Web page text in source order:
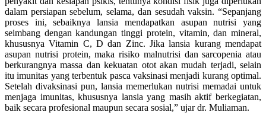
dalam persiapan sebelum, selama, dan sesudah vaksin. “Sepanjang
proses ini, sebaiknya lansia mendapatkan asupan nutrisi yang
seimbang dengan kandungan tinggi protein, vitamin, dan mineral,
khususnya Vitamin C, D dan Zinc. Jika lansia kurang mendapat
asupan nutrisi protein, maka risiko malnutrisi dan sarcopenia atau
berkurangnya massa dan kekuatan otot akan mudah terjadi, selain
itu imunitas yang terbentuk pasca vaksinasi menjadi kurang optimal.
Setelah divaksinasi pun, lansia memerlukan nutrisi memadai untuk
menjaga imunitas, khususnya lansia yang masih aktif berkegiatan,
baik secara profesional maupun secara sosial,” ujar dr. Muliaman.